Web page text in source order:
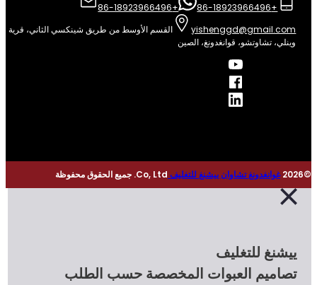
+86-18923966496
القسم الأوسط من طريق شينكسي الثاني، قرية
تشاوتشو، قوانغدونغ، الصين
غوانغدونغ تشاوان ييشنغ للتغليفCo, Ltd. جميع الحقوق محفوظة
للتغليف
العبوات المخصصة حسب الطلب